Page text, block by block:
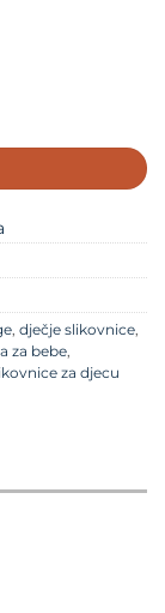
količina
, dječje slikovnice,
za bebe,
za djecu